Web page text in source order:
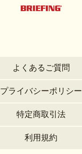
よくあるご質問
プライバシーポリシー
特定商取引法
利用規約